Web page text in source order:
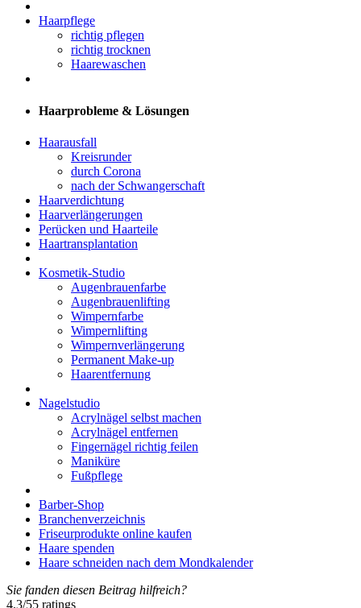
Haarpflege
richtig pflegen
richtig trocknen
Haarewaschen
Haarprobleme & Lösungen
Haarausfall
Kreisrunder
durch Corona
nach der Schwangerschaft
Haarverdichtung
Haarverlängerungen
Perücken und Haarteile
Haartransplantation
Kosmetik-Studio
Augenbrauenfarbe
Augenbrauenlifting
Wimpernfarbe
Wimpernlifting
Wimpernverlängerung
Permanent Make-up
Haarentfernung
Nagelstudio
Acrylnägel selbst machen
Acrylnägel entfernen
Fingernägel richtig feilen
Maniküre
Fußpflege
Barber-Shop
Branchenverzeichnis
Friseurprodukte online kaufen
Haare spenden
Haare schneiden nach dem Mondkalender
Sie fanden diesen Beitrag hilfreich?
4.3/55 ratings